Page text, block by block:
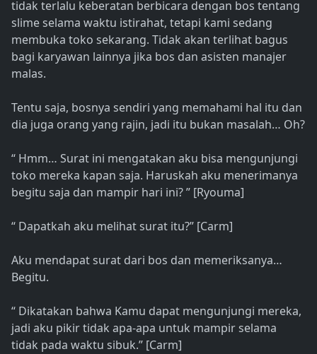
tidak terlalu keberatan berbicara dengan bos tentang
slime selama waktu istirahat, tetapi kami sedang
membuka toko sekarang. Tidak akan terlihat bagus
bagi karyawan lainnya jika bos dan asisten manajer
malas.
Tentu saja, bosnya sendiri yang memahami hal itu dan
dia juga orang yang rajin, jadi itu bukan masalah… Oh?
“ Hmm… Surat ini mengatakan aku bisa mengunjungi
toko mereka kapan saja. Haruskah aku menerimanya
begitu saja dan mampir hari ini? ” [Ryouma]
“ Dapatkah aku melihat surat itu?” [Carm]
Aku mendapat surat dari bos dan memeriksanya…
Begitu.
“ Dikatakan bahwa Kamu dapat mengunjungi mereka,
jadi aku pikir tidak apa-apa untuk mampir selama
tidak pada waktu sibuk.” [Carm]